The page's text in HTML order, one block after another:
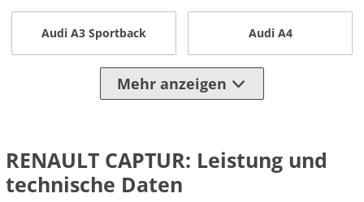
Audi A3 Sportback Audi A4
Mehr anzeigen
RENAULT CAPTUR: Leistung und
technische Daten